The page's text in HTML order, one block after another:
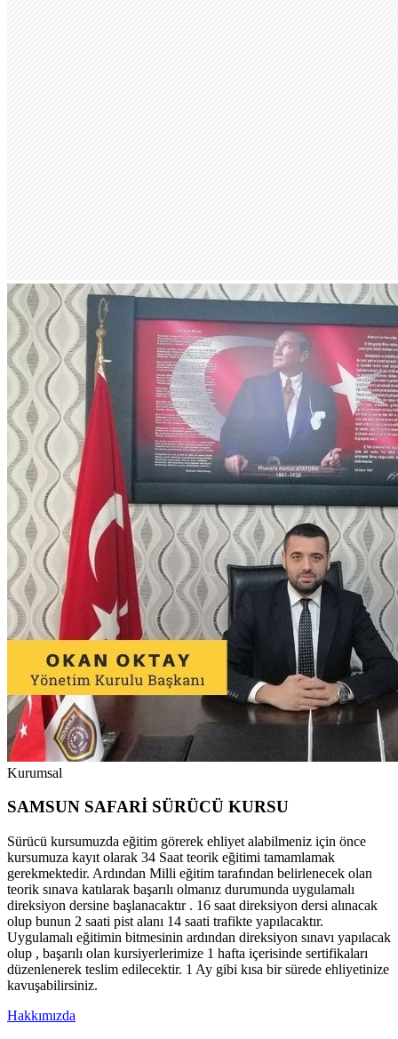
Kurumsal
SAMSUN SAFARİ SÜRÜCÜ KURSU
Sürücü kursumuzda eğitim görerek ehliyet alabilmeniz için önce
kursumuza kayıt olarak 34 Saat teorik eğitimi tamamlamak
gerekmektedir. Ardından Milli eğitim tarafından belirlenecek olan
teorik sınava katılarak başarılı olmanız durumunda uygulamalı
direksiyon dersine başlanacaktır . 16 saat direksiyon dersi alınacak
olup bunun 2 saati pist alanı 14 saati trafikte yapılacaktır.
Uygulamalı eğitimin bitmesinin ardından direksiyon sınavı yapılacak
olup , başarılı olan kursiyerlerimize 1 hafta içerisinde sertifikaları
düzenlenerek teslim edilecektir. 1 Ay gibi kısa bir sürede ehliyetinize
kavuşabilirsiniz.
Hakkımızda